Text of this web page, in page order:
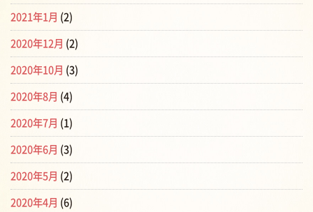
2021年1月 (2)
2020年12月 (2)
2020年10月 (3)
2020年8月 (4)
2020年7月 (1)
2020年6月 (3)
2020年5月 (2)
2020年4月 (6)